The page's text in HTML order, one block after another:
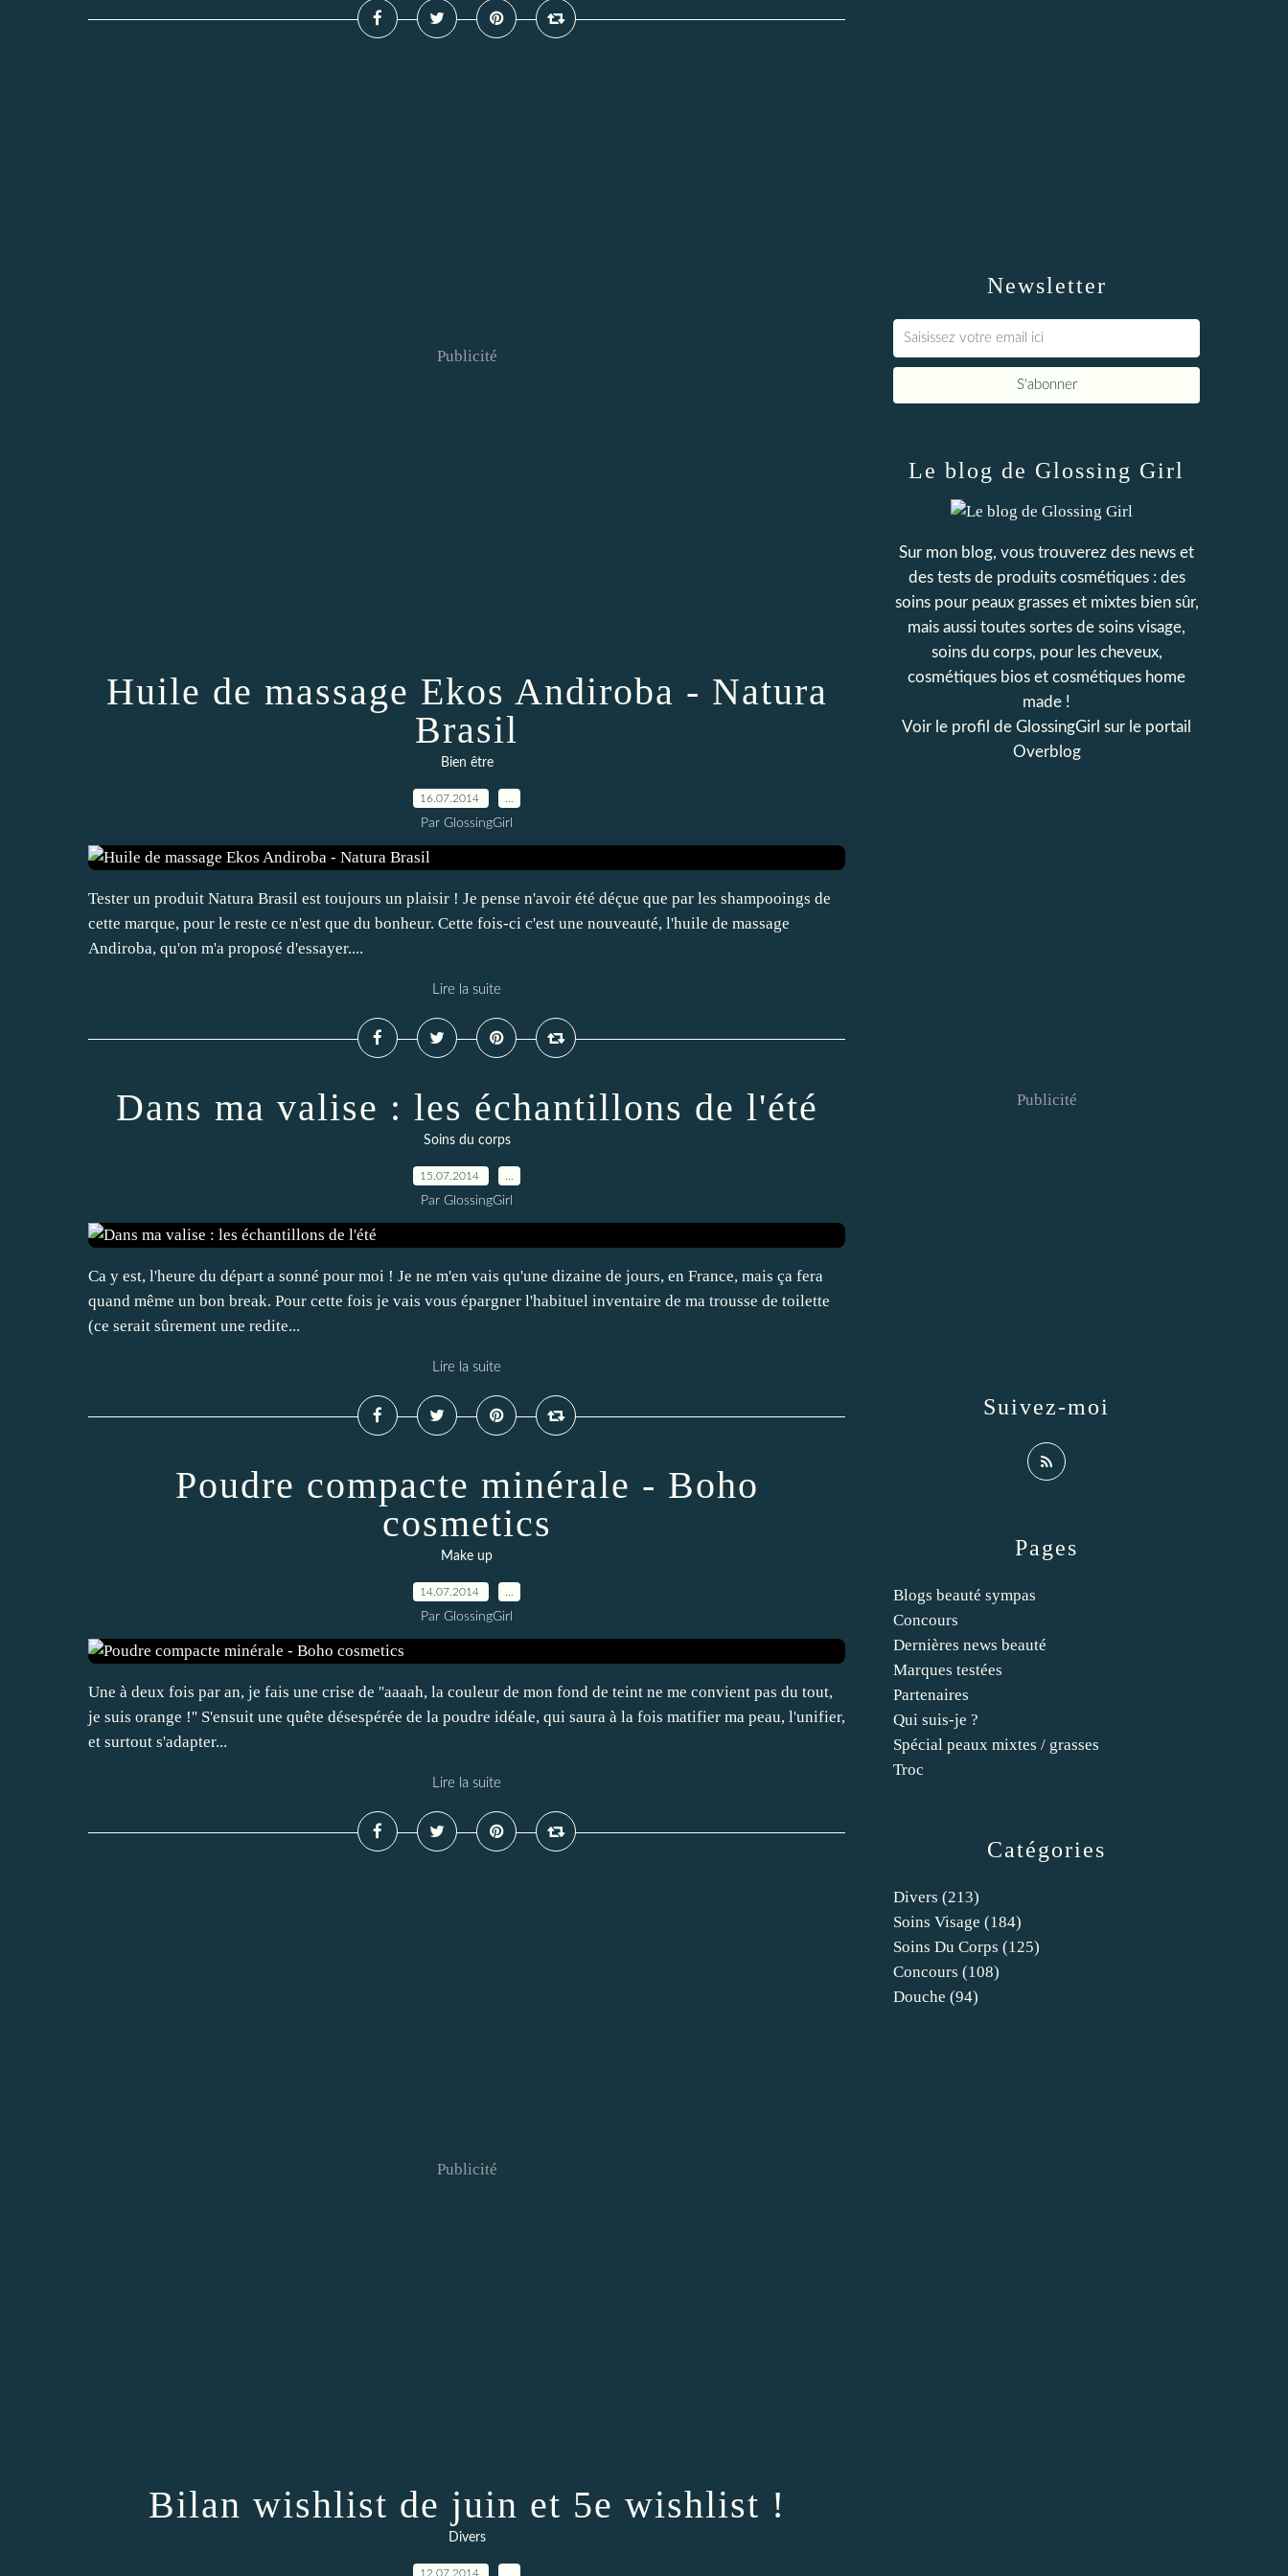
Publicité
Huile de massage Ekos Andiroba - Natura
Brasil
Bien être
16.07.2014
Par GlossingGirl
Tester un produit Natura Brasil est toujours un plaisir ! Je pense n'avoir été déçue que par les shampooings de
cette marque, pour le reste ce n'est que du bonheur. Cette fois-ci c'est une nouveauté, l'huile de massage
Andiroba, qu'on m'a proposé d'essayer....
Lire la suite
Dans ma valise : les échantillons de l'été
Soins du corps
15.07.2014
Par GlossingGirl
Ca y est, l'heure du départ a sonné pour moi ! Je ne m'en vais qu'une dizaine de jours, en France, mais ça fera
quand même un bon break. Pour cette fois je vais vous épargner l'habituel inventaire de ma trousse de toilette
(ce serait sûrement une redite...
Lire la suite
Poudre compacte minérale - Boho
cosmetics
Make up
14.07.2014
Par GlossingGirl
Une à deux fois par an, je fais une crise de ''aaaah, la couleur de mon fond de teint ne me convient pas du tout,
je suis orange !'' S'ensuit une quête désespérée de la poudre idéale, qui saura à la fois matifier ma peau, l'unifier,
et surtout s'adapter...
Lire la suite
Publicité
Bilan wishlist de juin et 5e wishlist !
Divers
12.07.2014
Newsletter
Catégories
Divers (213)
Soins Visage (184)
Soins Du Corps (125)
Concours (108)
Douche (94)
Pages
Blogs beauté sympas
Concours
Dernières news beauté
Marques testées
Partenaires
Qui suis-je ?
Spécial peaux mixtes / grasses
Troc
Le blog de Glossing Girl
Sur mon blog, vous trouverez des news et
des tests de produits cosmétiques : des
soins pour peaux grasses et mixtes bien sûr,
mais aussi toutes sortes de soins visage,
soins du corps, pour les cheveux,
cosmétiques bios et cosmétiques home
made !
Voir le profil de GlossingGirl sur le portail
Overblog
Suivez-moi
Publicité